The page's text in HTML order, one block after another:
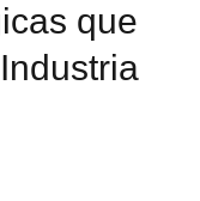
que